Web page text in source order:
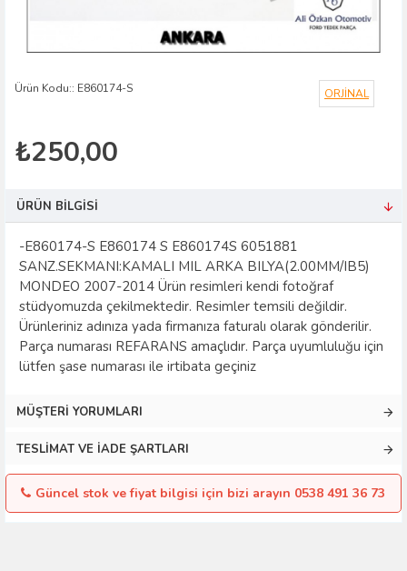
Ürün Kodu:: E860174-S ORJİNAL
₺250,00
ÜRÜN BILGISI
-E860174-S E860174 S E860174S 6051881
SANZ.SEKMANI:KAMALI MIL ARKA BILYA(2.00MM/IB5)
MONDEO 2007-2014 Ürün resimleri kendi fotoğraf
stüdyomuzda çekilmektedir. Resimler temsili değildir.
Ürünleriniz adınıza yada firmanıza faturalı olarak gönderilir.
Parça numarası REFARANS amaçlıdır. Parça uyumluluğu için
lütfen şase numarası ile irtibata geçiniz
MÜŞTERI YORUMLARI
TESLIMAT VE İADE ŞARTLARI
Güncel stok ve fiyat bilgisi için bizi arayın 0538 491 36 73